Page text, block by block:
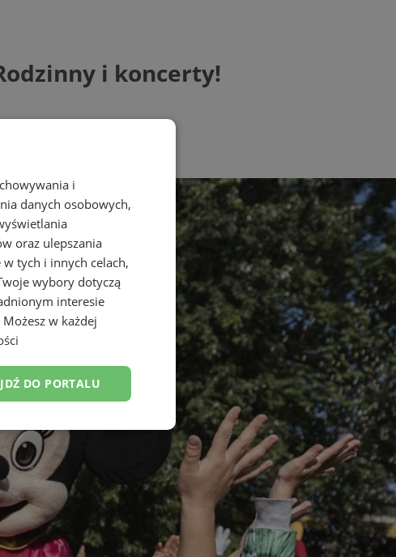
i koncerty!
i
danych osobowych,
oraz ulepszania
tych i innych celach,
wybory dotyczą
interesie
Możesz w każdej
DO PORTALU
Niesklasyfikowane